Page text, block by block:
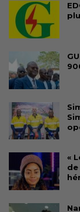
«
de